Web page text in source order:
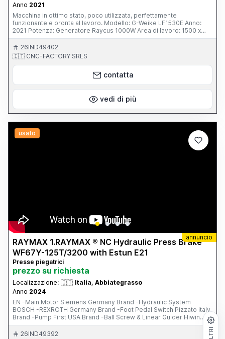
Anno 2021
Macchina in ottimo stato, poco utilizzata, perfettamente
funzionante e pronta al lavoro. Modello: G-Weike LF1530E Anno:
2021 Potenza: Generatore Raycus 1000W Area di lavoro: 1500 x
3000 mm (o 1530 x 3050 mm) Caratteristiche principali: Taglio di
alta precisione su acciaio al carbonio, inox, alluminio e altri metalli
Eccellente qualità di taglio su spessori fino a 8 mm su ferro e 4 mm
su inox (a seconda del materiale) Motori servo, guide di alta qualità
e struttura robusta tipica G-Weike Sistema di controllo user-
friendly Consumi energetici contenuti rispetto a macchine più
potenti Ideale per carpenteria leggera/media, produzione di
particolari, cancelli, arredo metallico, componenti industriali Motivo
della vendita: upgrade a potenza superiore. La macchina è stata
sempre manutenuta con ricambi originali ed è visibile in funzione.
Prezzo: trattabile - contattami per maggiori informazioni e
foto/video Possibilità di visione e prova su appuntamento.
26IND49402
🇮🇹 CNC-FACTORY SRLS
contatta
vedi di più
usato
annuncio
RAYMAX 1.RAYMAX ® NC Hydraulic Press Brake
WF67Y-125T/3200 with Estun E21
Presse piegatrici
prezzo su richiesta
Localizzazione: 🇮🇹 Italia, Abbiategrasso
Anno 2024
EN -Main Motor Siemens Germany Brand -Hydraulic System
BOSCH -REXROTH Germany Brand -Foot Pedal Switch Pizzato Italy
Brand -Pump First USA Brand -Ball Screw & Linear Guider Hiwin
Chinese Brand -Electrical System Schneider France Brand -PLC,
Inverter and Safety Relay -One Set of Standard Punch & Die -------
26IND49392 FILTRI